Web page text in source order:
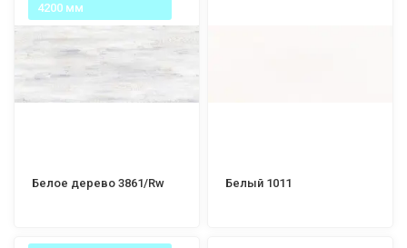
4200 мм
Белое дерево 3861/Rw Белый 1011